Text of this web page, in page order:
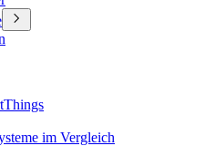
im Vergleich